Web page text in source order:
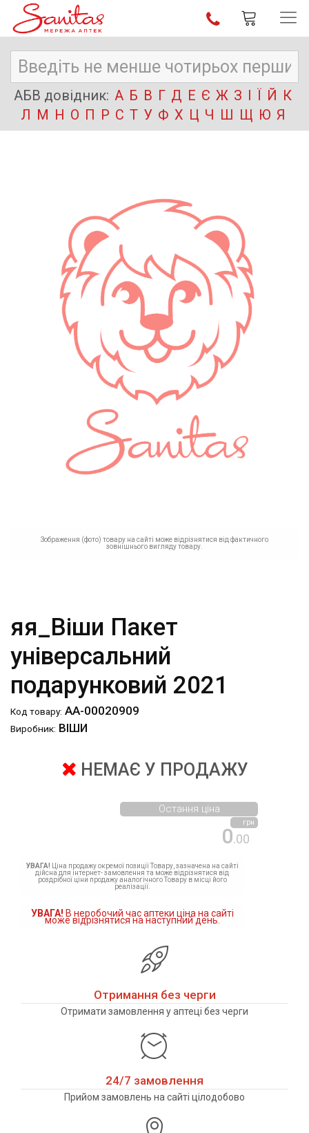
АБВ довідник: А Б В Г Д Е Є Ж З І Ї Й К
Л М Н О П Р С Т У Ф Х Ц Ч Ш Щ Ю Я
Зображення (фото) товару на сайті може відрізнятися від фактичного
зовнішнього вигляду товару.
яя_Віши Пакет
універсальний
подарунковий 2021
Код товару: АА-00020909
Виробник: ВІШИ
НЕМАЄ У ПРОДАЖУ
0.00
грн
Остання ціна
УВАГА! Ціна продажу окремої позиції Товару, зазначена на сайті
дійсна для інтернет- замовлення та може відрізнятися від
роздрібної ціни продажу аналогічного Товару в місці його
реалізації.
УВАГА! В неробочий час аптеки ціна на сайті
може відрізнятися на наступний день.
Отримання без черги
Отримати замовлення у аптеці без черги
24/7 замовлення
Прийом замовлень на сайті цілодобово